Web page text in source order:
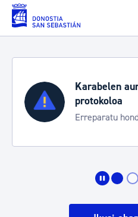
Eduki nagusira joan
Karabelen
protokoloa
Erreparatu